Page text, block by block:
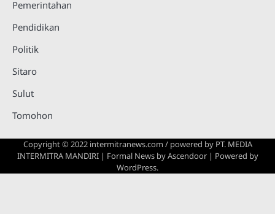
Pemerintahan
Pendidikan
Politik
Sitaro
Sulut
Tomohon
Copyright © 2022 intermitranews.com / powered by PT. MEDIA
INTERMITRA MANDIRI| Formal News byAscendoor| Powered by
WordPress.